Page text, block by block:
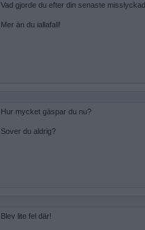
Vad gjorde du efter din senaste
Mer än du iallafall!
Hur mycket gäspar du nu?
Sover du aldrig?
Blev lite fel där!